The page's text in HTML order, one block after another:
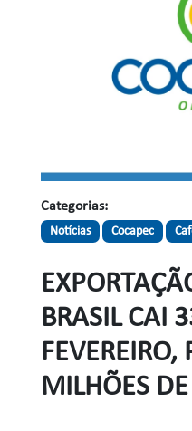
Categorias:
Notícias Cocapec
BRASIL CAI
FEVEREIRO,
MILHÕES